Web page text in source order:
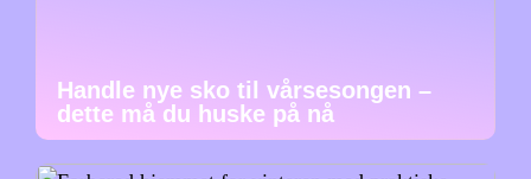
Handle nye sko til vårsesongen –
dette må du huske på nå